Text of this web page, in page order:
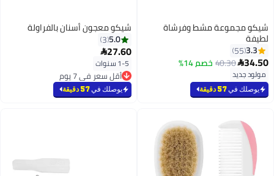
شيكو مجموعة مشط وفرشاة
لطيفة
3.3
55
34.50
40.30خصم 14%
مولود جديد
يوصلك في57 دقيقة
شيكو معجون أسنان بالفراولة
5.0
3
27.60
1-5 سنوات
أقل سعر في 7 يوم
أقل سعر في 7 يوم
يوصلك في57 دقيقة